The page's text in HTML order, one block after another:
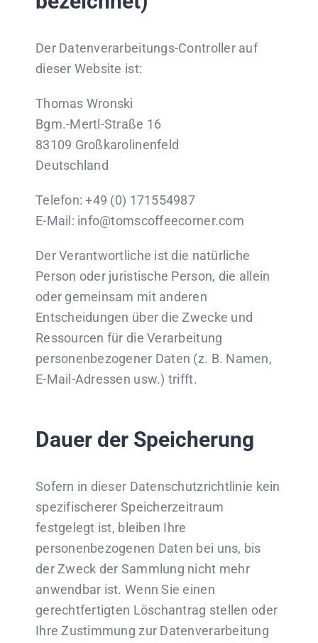
Der Datenverarbeitungs-Controller auf
dieser Website ist:
Thomas Wronski
Bgm.-Mertl-Straße 16
83109 Großkarolinenfeld
Deutschland
Telefon: +49 (0) 171554987
E-Mail: info@tomscoffeecorner.com
Der Verantwortliche ist die natürliche
Person oder juristische Person, die allein
oder gemeinsam mit anderen
Entscheidungen über die Zwecke und
Ressourcen für die Verarbeitung
personenbezogener Daten (z. B. Namen,
E-Mail-Adressen usw.) trifft.
Dauer der Speicherung
Sofern in dieser Datenschutzrichtlinie kein
spezifischerer Speicherzeitraum
festgelegt ist, bleiben Ihre
personenbezogenen Daten bei uns, bis
der Zweck der Sammlung nicht mehr
anwendbar ist. Wenn Sie einen
gerechtfertigten Löschantrag stellen oder
Ihre Zustimmung zur Datenverarbeitung